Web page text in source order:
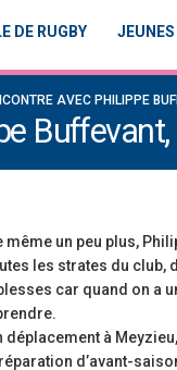
DE RUGBY JEUNES
AVEC PHILIPPE
un peu plus,
les strates du
car quand on a
déplacement à
d’avant-
2
B: de
Le Touch du
Ligue Aura:
champions!